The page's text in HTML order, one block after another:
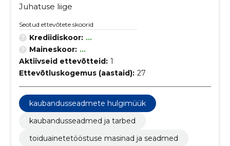
Juhatuse liige
Seotud ettevõtete skoorid
Krediidiskoor: ...
Maineskoor: ...
Aktiivseid ettevõtteid: 1
Ettevõtluskogemus (aastaid): 27
kaubandusseadmete hulgimüük
kaubandusseadmed ja tarbed
toiduainetetööstuse masinad ja seadmed